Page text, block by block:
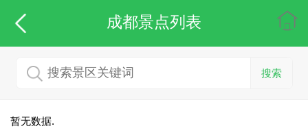
成都景点列表
搜索
暂无数据.